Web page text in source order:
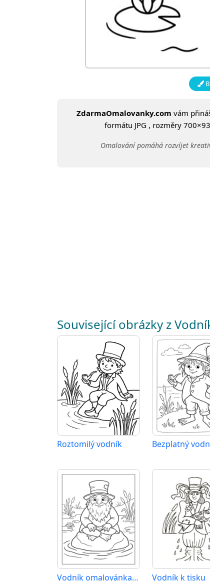
ZdarmaOmalovanky.com vám
formátu JPG , rozměry
Omalování pomáhá rozvíjet
Související obrázky z
Roztomilý vodník
Vodník omalovánka zdarma Vodník k tisku